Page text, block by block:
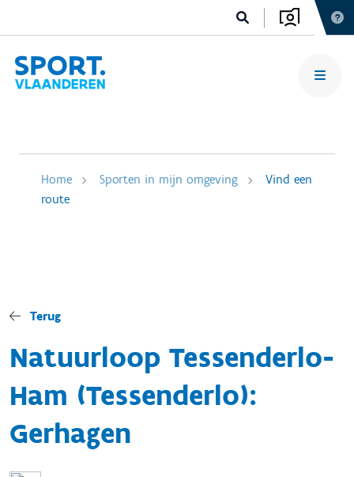
Home Sporten in mijn omgeving
Vind een
route
Terug
Natuurloop Tessenderlo-
Ham (Tessenderlo):
Gerhagen